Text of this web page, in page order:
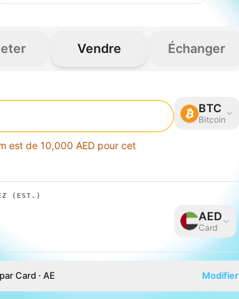
Vendre Échanger
est de 10,000 AED pour cet
BTC
Bitcoin
(EST.)
AED
Card
Card · AE Modifier